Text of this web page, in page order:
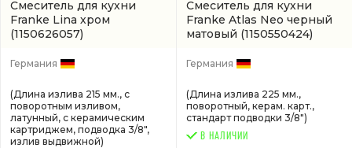
Смеситель для кухни
Franke Lina хром
(1150626057)
Германия
(Длина излива 215 мм., с
поворотным изливом,
латунный, с керамическим
картриджем, подводка 3/8",
излив выдвижной)
Смеситель для кухни
Franke Atlas Neo черный
матовый (1150550424)
Германия
(Длина излива 225 мм.,
поворотный, керам. карт.,
стандарт подводки 3/8")
В НАЛИЧИИ